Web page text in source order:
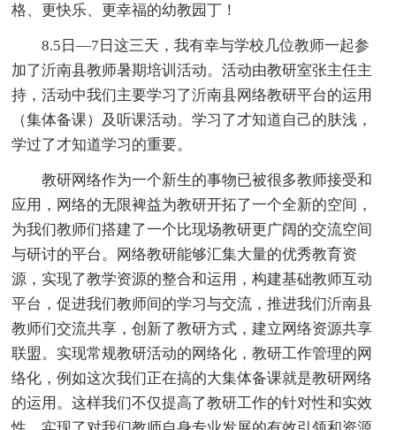
格、更快乐、更幸福的幼教园丁！
8.5日—7日这三天，我有幸与学校几位教师一起参
加了沂南县教师暑期培训活动。活动由教研室张主任主
持，活动中我们主要学习了沂南县网络教研平台的运用
（集体备课）及听课活动。学习了才知道自己的肤浅，
学过了才知道学习的重要。
教研网络作为一个新生的事物已被很多教师接受和
应用，网络的无限裨益为教研开拓了一个全新的空间，
为我们教师们搭建了一个比现场教研更广阔的交流空间
与研讨的平台。网络教研能够汇集大量的优秀教育资
源，实现了教学资源的整合和运用，构建基础教师互动
平台，促进我们教师间的学习与交流，推进我们沂南县
教师们交流共享，创新了教研方式，建立网络资源共享
联盟。实现常规教研活动的网络化，教研工作管理的网
络化，例如这次我们正在搞的大集体备课就是教研网络
的运用。这样我们不仅提高了教研工作的针对性和实效